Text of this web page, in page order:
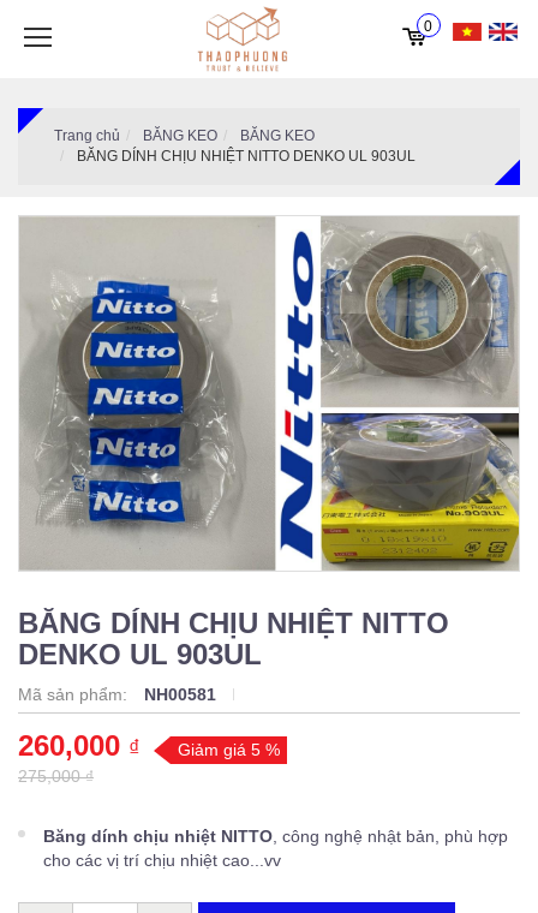
0
Trang chủ BĂNG KEO
BĂNG KEO
BĂNG DÍNH CHỊU NHIỆT NITTO DENKO UL 903UL
BĂNG DÍNH CHỊU NHIỆT NITTO
DENKO UL 903UL
Mã sản phẩm: NH00581
260,000 ₫
Giảm giá 5 %
275,000 ₫
Băng dính chịu nhiệt NITTO, công nghệ nhật bản, phù hợp
cho các vị trí chịu nhiệt cao...vv